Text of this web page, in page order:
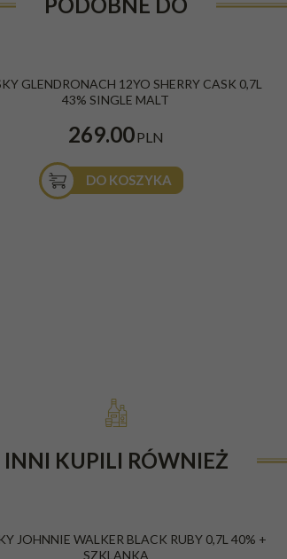
GLENDRONACH 12YO SHERRY CASK 0,7L
43% SINGLE MALT
269.00PLN
DO KOSZYKA
INNI KUPILI RÓWNIEŻ
JOHNNIE WALKER BLACK RUBY 0,7L 40% +
SZKLANKA